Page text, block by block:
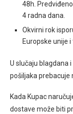
48h.
4 radna dana.
Okvirni rok
Europske unije
U slučaju blagdana
pošiljaka prebacuje
Kada Kupac
dostave može biti